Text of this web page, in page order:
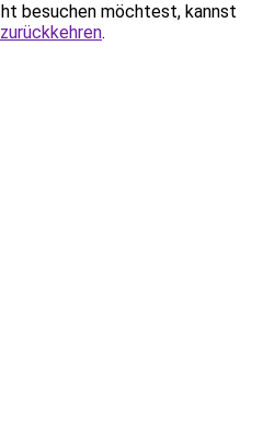
besuchen möchtest, kannst
.